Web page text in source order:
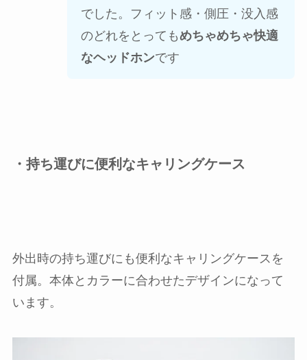
でした。フィット感・側圧・没入感
のどれをとってもめちゃめちゃ快適
なヘッドホンです
・持ち運びに便利なキャリングケース
外出時の持ち運びにも便利なキャリングケースを
付属。本体とカラーに合わせたデザインになって
います。